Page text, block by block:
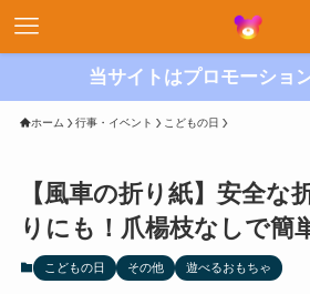
当サイトはプロモーショ
ホーム 行事・イベント こどもの日
【風車の折り紙】安全な
りにも！爪楊枝なしで簡
こどもの日 その他 遊べるおもちゃ